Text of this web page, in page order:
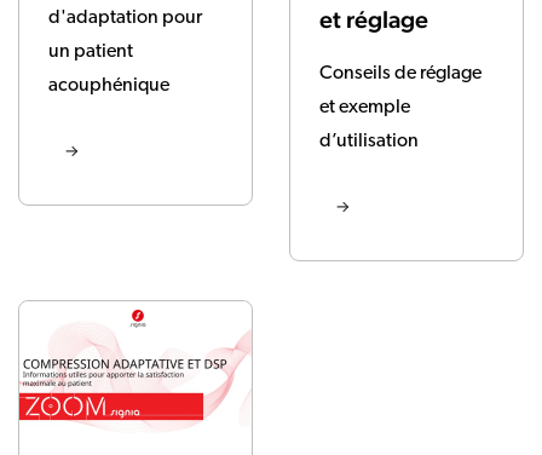
d'adaptation pour
un patient
acouphénique
et réglage
Conseils de réglage
et exemple
d’utilisation